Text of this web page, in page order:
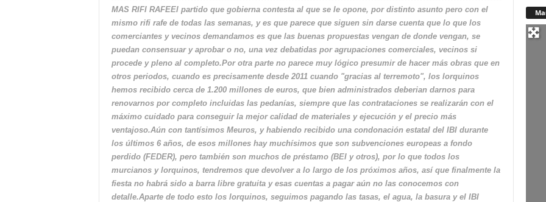
MAS RIFI RAFEEl partido que gobierna contesta al que se le opone, por distinto asunto pero con el
mismo rifi rafe de todas las semanas, y es que parece que siguen sin darse cuenta que lo que los
comerciantes y vecinos demandamos es que las buenas propuestas vengan de donde vengan, se
puedan consensuar y aprobar o no, una vez debatidas por agrupaciones comerciales, vecinos si
procede y pleno al completo.Por otra parte no parece muy lógico presumir de hacer más obras que en
otros periodos, cuando es precisamente desde 2011 cuando "gracias al terremoto", los lorquinos
hemos recibido cerca de 1.200 millones de euros, que bien administrados deberian darnos para
renovarnos por completo incluidas las pedanías, siempre que las contrataciones se realizarán con el
máximo cuidado para conseguir la mejor calidad de materiales y ejecución y el precio más
ventajoso.Aún con tantísimos Meuros, y habiendo recibido una condonación estatal del IBI durante
los últimos 6 años, de esos millones hay muchísimos que son subvenciones europeas a fondo
perdido (FEDER), pero también son muchos de préstamo (BEI y otros), por lo que todos los
murcianos y lorquinos, tendremos que devolver a lo largo de los próximos años, así que finalmente la
fiesta no habrá sido a barra libre gratuita y esas cuentas a pagar aún no las conocemos con
detalle.Aparte de todo esto los lorquinos, seguimos pagando las tasas, el agua, la basura y el IBI